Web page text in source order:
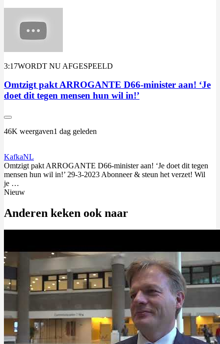
3:17WORDT NU AFGESPEELD
Omtzigt pakt ARROGANTE D66-minister aan! ‘Je
doet dit tegen mensen hun wil in!’
46K weergaven1 dag geleden
KafkaNL
Omtzigt pakt ARROGANTE D66-minister aan! ‘Je doet dit tegen
mensen hun wil in!’ 29-3-2023 Abonneer & steun het verzet! Wil
je …
Nieuw
Anderen keken ook naar